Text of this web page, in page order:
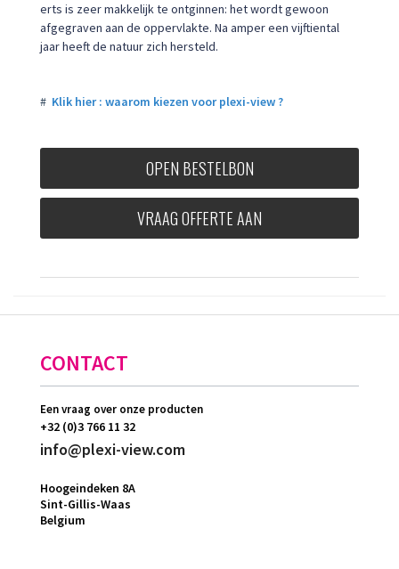
erts is zeer makkelijk te ontginnen: het wordt gewoon
afgegraven aan de oppervlakte. Na amper een vijftiental
jaar heeft de natuur zich hersteld.
# Klik hier : waarom kiezen voor plexi-view ?
OPEN BESTELBON
VRAAG OFFERTE AAN
CONTACT
Een vraag over onze producten
+32 (0)3 766 11 32
info@plexi-view.com
Hoogeindeken 8A
Sint-Gillis-Waas
Belgium